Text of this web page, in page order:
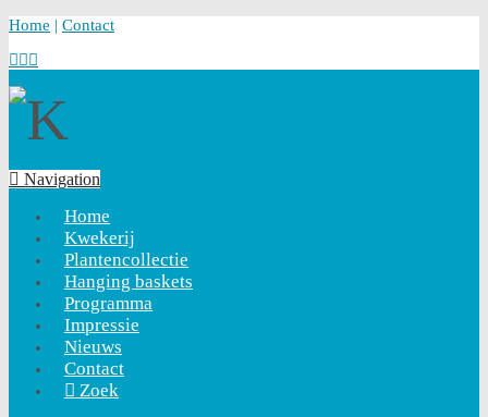
Home | Contact
Navigation
Home
Kwekerij
Plantencollectie
Hanging baskets
Programma
Impressie
Nieuws
Contact
Zoek